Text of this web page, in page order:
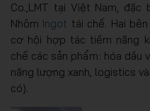
Co.,LMT tại Việt Nam,
Nhôm Ingot tái chế. Hai
cơ hội hợp tác tiềm năng
chế các sản phẩm: hóa dầu
năng lượng xanh, logistics
có).